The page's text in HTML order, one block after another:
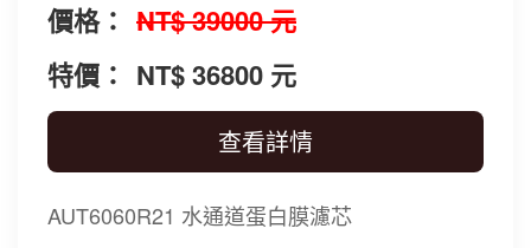
價格： NT$ 39000 元
特價： NT$ 36800 元
查看詳情
AUT6060R21 水通道蛋白膜濾芯